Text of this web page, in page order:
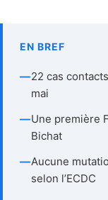
EN BREF
—22 cas
mai
—Une première
Bichat
—Aucune
selon l’ECDC